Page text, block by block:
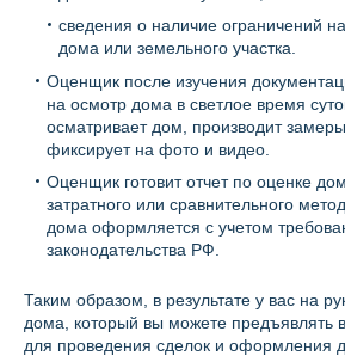
сведения о наличие ограничений
дома или земельного участка.
Оценщик после изучения
на осмотр дома в светлое время
осматривает дом, производит
фиксирует на фото и видео.
Оценщик готовит отчет по оценке
затратного или сравнительного
дома оформляется с учетом
законодательства РФ.
Таким образом, в результате у вас на
дома, который вы можете предъявлять
для проведения сделок и оформления